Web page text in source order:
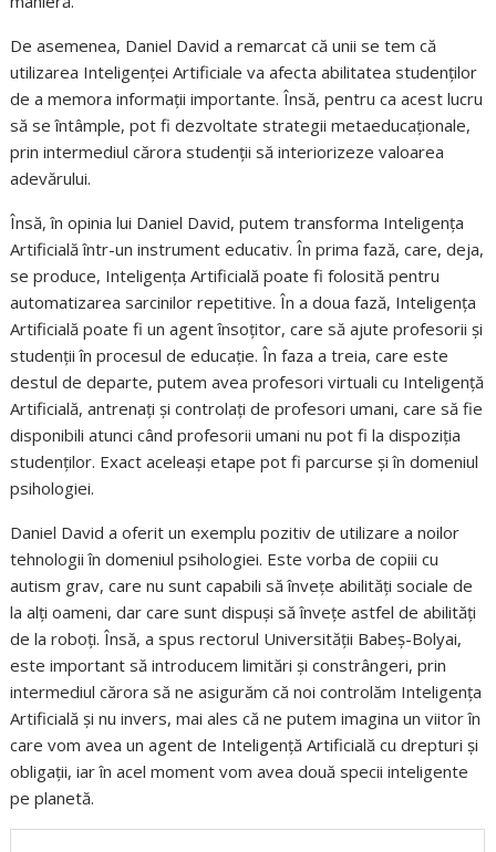
De asemenea, Daniel David a remarcat că unii se tem că
utilizarea Inteligenței Artificiale va afecta abilitatea studenților
de a memora informații importante. Însă, pentru ca acest lucru
să se întâmple, pot fi dezvoltate strategii metaeducaționale,
prin intermediul cărora studenții să interiorizeze valoarea
adevărului.
Însă, în opinia lui Daniel David, putem transforma Inteligența
Artificială într-un instrument educativ. În prima fază, care, deja,
se produce, Inteligența Artificială poate fi folosită pentru
automatizarea sarcinilor repetitive. În a doua fază, Inteligența
Artificială poate fi un agent însoțitor, care să ajute profesorii și
studenții în procesul de educație. În faza a treia, care este
destul de departe, putem avea profesori virtuali cu Inteligență
Artificială, antrenați și controlați de profesori umani, care să fie
disponibili atunci când profesorii umani nu pot fi la dispoziția
studenților. Exact aceleași etape pot fi parcurse și în domeniul
psihologiei.
Daniel David a oferit un exemplu pozitiv de utilizare a noilor
tehnologii în domeniul psihologiei. Este vorba de copiii cu
autism grav, care nu sunt capabili să învețe abilități sociale de
la alți oameni, dar care sunt dispuși să învețe astfel de abilități
de la roboți. Însă, a spus rectorul Universității Babeș-Bolyai,
este important să introducem limitări și constrângeri, prin
intermediul cărora să ne asigurăm că noi controlăm Inteligența
Artificială și nu invers, mai ales că ne putem imagina un viitor în
care vom avea un agent de Inteligență Artificială cu drepturi și
obligații, iar în acel moment vom avea două specii inteligente
pe planetă.